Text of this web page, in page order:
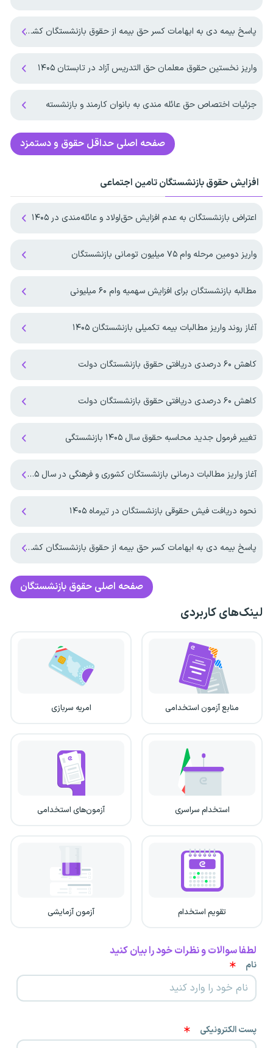
پاسخ بیمه دی به ابهامات کسر حق بیمه از حقوق بازنشستگان کشوری
واریز نخستین حقوق معلمان حق التدریس آزاد در تابستان ۱۴۰۵
جزئیات اختصاص حق عائله مندی به بانوان کارمند و بازنشسته
صفحه اصلی حداقل حقوق و دستمزد
افزایش حقوق بازنشستگان تامین اجتماعی
اعتراض بازنشستگان به عدم افزایش حق‌اولاد و عائله‌مندی در ۱۴۰۵
واریز دومین مرحله وام ۷۵ میلیون تومانی بازنشستگان
مطالبه بازنشستگان برای افزایش سهمیه‌ وام ۶۰ میلیونی
آغاز روند واریز مطالبات بیمه تکمیلی بازنشستگان ۱۴۰۵
کاهش ۶۰ درصدی دریافتی حقوق بازنشستگان دولت
کاهش ۶۰ درصدی دریافتی حقوق بازنشستگان دولت
تغییر فرمول جدید محاسبه حقوق سال ۱۴۰۵ بازنشستگی
آغاز واریز مطالبات درمانی بازنشستگان کشوری و فرهنگی در سال ۱۴۰۵
نحوه دریافت فیش حقوقی بازنشستگان در تیرماه ۱۴۰۵
پاسخ بیمه دی به ابهامات کسر حق بیمه از حقوق بازنشستگان کشوری
صفحه اصلی حقوق بازنشستگان
لینک‌های کاربردی
منابع آزمون استخدامی امریه سربازی
استخدام سراسری آزمون‌های استخدامی
تقویم استخدام آزمون آزمایشی
لطفا سوالات و نظرات خود را بیان کنید
نام
پست الکترونیکی